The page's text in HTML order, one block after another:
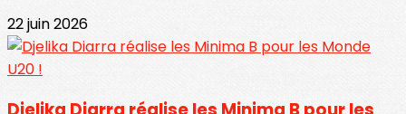
22 juin 2026